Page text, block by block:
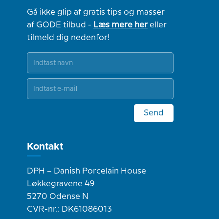
Gå ikke glip af gratis tips og masser
af GODE tilbud - Læs mere hereller
tilmeld dig nedenfor!
Send
Kontakt
DPH – Danish Porcelain House
Løkkegravene 49
5270 Odense N
CVR-nr.: DK61086013